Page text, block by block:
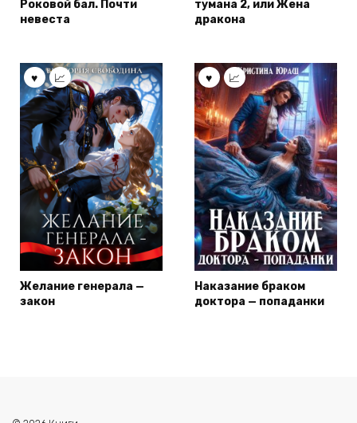
Роковой бал. Почти
невеста
тумана 2, или Жена
дракона
Желание генерала —
закон
Наказание браком
доктора — попаданки